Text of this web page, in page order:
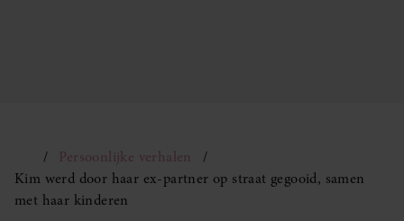
Persoonlijke verhalen
Kim werd door haar ex-partner op straat gegooid, samen
met haar kinderen